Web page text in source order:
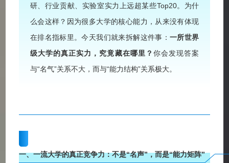
研、行业贡献、实验室实力上远超某些Top20。为什
么会这样？因为很多大学的核心能力，从来没有体现
在排名指标里。今天我们就来拆解这件事：一所世界
级大学的真正实力，究竟藏在哪里？ 你会发现答案
与“名气”关系不大，而与“能力结构”关系极大。
一、一流大学的真正竞争力：不是“名声”，而是“能力矩阵”